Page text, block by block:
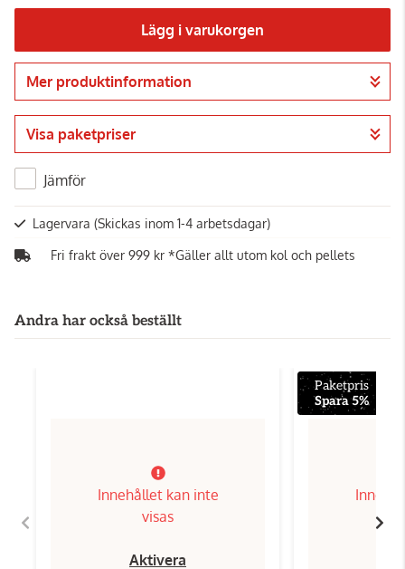
Lägg i varukorgen
Gå till kassan
Mer produktinformation
Visa paketpriser
Jämför
Lagervara (Skickas inom 1-4 arbetsdagar)
Fri frakt över 999 kr *Gäller allt utom kol och pellets
Andra har också beställt
Innehållet kan inte
visas
Aktivera
Paketpris
Spara 5%